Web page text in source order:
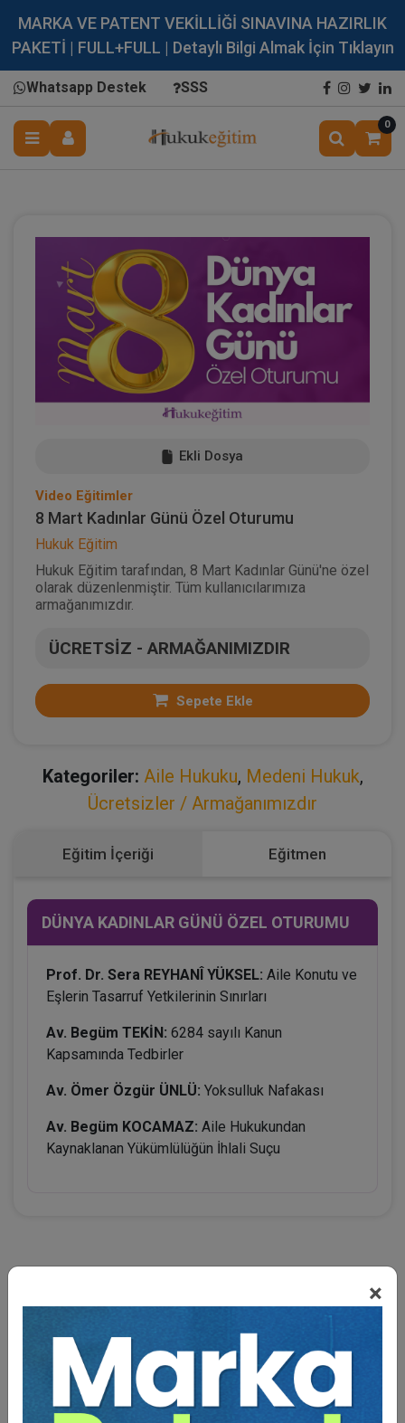
MARKA VE PATENT VEKİLLİĞİ SINAVINA HAZIRLIK
PAKETİ | FULL+FULL | Detaylı Bilgi Almak İçin Tıklayın
Whatsapp Destek SSS
0
×
Ekli Dosya
Video Eğitimler
8 Mart Kadınlar Günü Özel Oturumu
Hukuk Eğitim
Hukuk Eğitim tarafından, 8 Mart Kadınlar Günü'ne özel
olarak düzenlenmiştir. Tüm kullanıcılarımıza
armağanımızdır.
ÜCRETSİZ - ARMAĞANIMIZDIR
Sepete Ekle
Kategoriler: Aile Hukuku, Medeni Hukuk,
Ücretsizler / Armağanımızdır
Eğitim İçeriği Eğitmen
DÜNYA KADINLAR GÜNÜ ÖZEL OTURUMU
Prof. Dr. Sera REYHANÎ YÜKSEL: Aile Konutu ve
Eşlerin Tasarruf Yetkilerinin Sınırları
Av. Begüm TEKİN: 6284 sayılı Kanun
Kapsamında Tedbirler
Av. Ömer Özgür ÜNLÜ: Yoksulluk Nafakası
Av. Begüm KOCAMAZ: Aile Hukukundan
Kaynaklanan Yükümlülüğün İhlali Suçu
BENZER VIDEO EĞITIMLER
Video Eğitim Abonesi Ol: Sadece 5490 TL / Yıllık